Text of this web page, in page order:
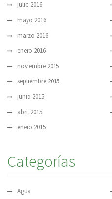
julio 2016
mayo 2016
marzo 2016
enero 2016
noviembre 2015
septiembre 2015
junio 2015
abril 2015
enero 2015
Categorías
Agua